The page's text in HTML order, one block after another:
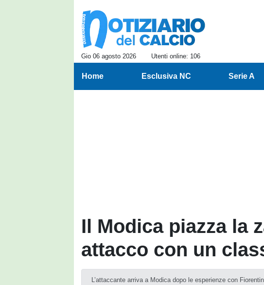
Gio 06 agosto 2026 Utenti online: 106
Home Esclusiva NC Serie A
Il Modica piazza la
attacco con un
L’attaccante arriva a Modica dopo le esperienze con